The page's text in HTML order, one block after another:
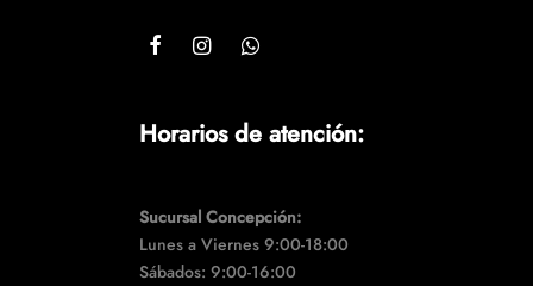
Horarios de atención:
Sucursal Concepción:
Lunes a Viernes 9:00-18:00
Sábados: 9:00-16:00